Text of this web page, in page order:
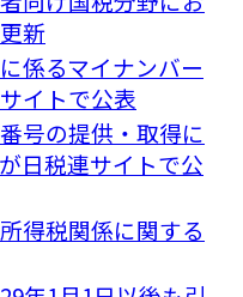
新
係るマイナンバー
イトで公表
号の提供・取得に
日税連サイトで公
得税関係に関する